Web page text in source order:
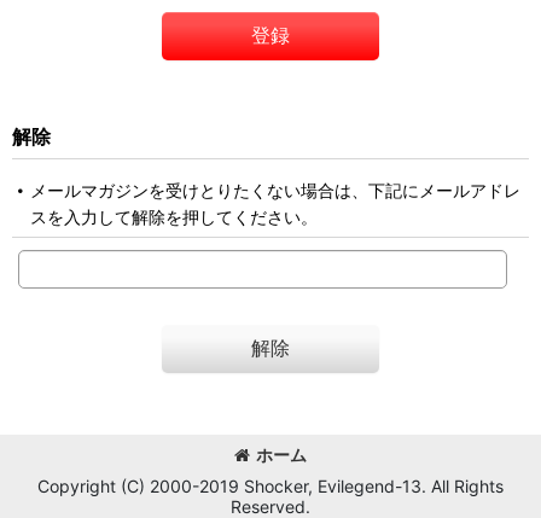
登録
解除
メールマガジンを受けとりたくない場合は、下記にメールアドレ
スを入力して解除を押してください。
解除
ホーム
Copyright (C) 2000-2019 Shocker, Evilegend-13. All Rights
Reserved.